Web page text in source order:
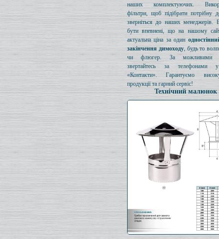
наших комплектуючих.
фільтри, щоб підібрати потрібну
зверніться до наших менеджерів.
бути впевнені, що на нашому
актуальна ціна за один
закінчення димоходу, будь то
чи флюгер. За можливими
звертайтесь за телефонами
«Контакти». Гарантуємо
продукції та гарний сервіс!
Технічний малюнок